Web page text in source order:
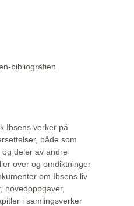
bibliografien
Ibsens verker på
både som
deler av andre
over og omdiktninger
om Ibsens liv
hovedoppgaver,
i samlingsverker